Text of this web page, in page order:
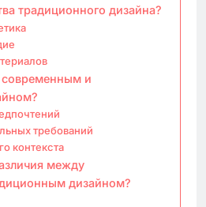
традиционного дизайна?
и
требований
контекста
между
дизайном?